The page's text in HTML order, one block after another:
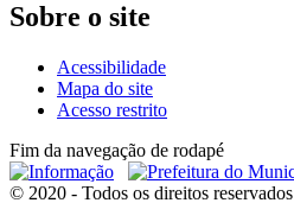
Sobre o site
Acessibilidade
Mapa do site
Acesso restrito
Fim da navegação de rodapé
© 2020 - Todos os direitos reservados